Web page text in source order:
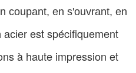
coupant, en s'ouvrant, en
acier est spécifiquement
à haute impression et